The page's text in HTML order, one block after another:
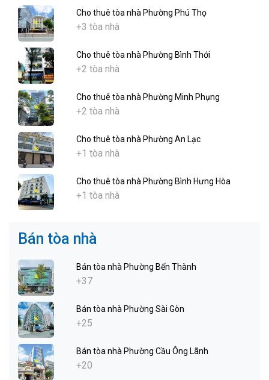
Cho thuê tòa nhà Phường Phú Thọ
+3 tòa nhà
Cho thuê tòa nhà Phường Bình Thới
+2 tòa nhà
Cho thuê tòa nhà Phường Minh Phụng
+2 tòa nhà
Cho thuê tòa nhà Phường An Lạc
+1 tòa nhà
Cho thuê tòa nhà Phường Bình Hưng Hòa
+1 tòa nhà
Bán tòa nhà
Bán tòa nhà Phường Bến Thành
+37
Bán tòa nhà Phường Sài Gòn
+25
Bán tòa nhà Phường Cầu Ông Lãnh
+20